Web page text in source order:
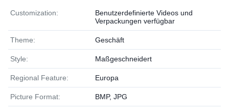
Customization:
Benutzerdefinierte Videos und
Verpackungen verfügbar
Theme: Geschäft
Style: Maßgeschneidert
Regional Feature: Europa
Picture Format: BMP, JPG